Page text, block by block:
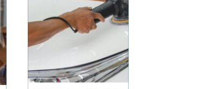
hantverk går det att
skapa möbler och
inredning som både l...